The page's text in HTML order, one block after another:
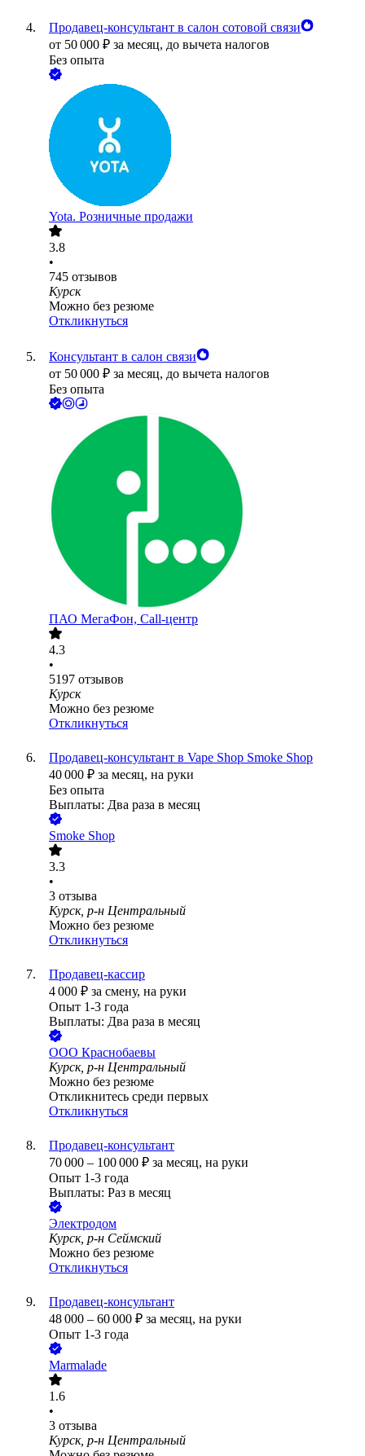
Продавец-консультант в салон сотовой связи
от 50 000 ₽ за месяц, до вычета налогов
Без опыта
Yota. Розничные продажи
3.8
•
745 отзывов
Курск
Можно без резюме
Откликнуться
Консультант в салон связи
от 50 000 ₽ за месяц, до вычета налогов
Без опыта
ПАО МегаФон, Call-центр
4.3
•
5197 отзывов
Курск
Можно без резюме
Откликнуться
Продавец-консультант в Vape Shop Smoke Shop
40 000 ₽ за месяц, на руки
Без опыта
Выплаты: Два раза в месяц
Smoke Shop
3.3
•
3 отзыва
Курск, р-н Центральный
Можно без резюме
Откликнуться
Продавец-кассир
4 000 ₽ за смену, на руки
Опыт 1-3 года
Выплаты: Два раза в месяц
ООО Краснобаевы
Курск, р-н Центральный
Можно без резюме
Откликнитесь среди первых
Откликнуться
Продавец-консультант
70 000 – 100 000 ₽ за месяц, на руки
Опыт 1-3 года
Выплаты: Раз в месяц
Электродом
Курск, р-н Сеймский
Можно без резюме
Откликнуться
Продавец-консультант
48 000 – 60 000 ₽ за месяц, на руки
Опыт 1-3 года
Marmalade
1.6
•
3 отзыва
Курск, р-н Центральный